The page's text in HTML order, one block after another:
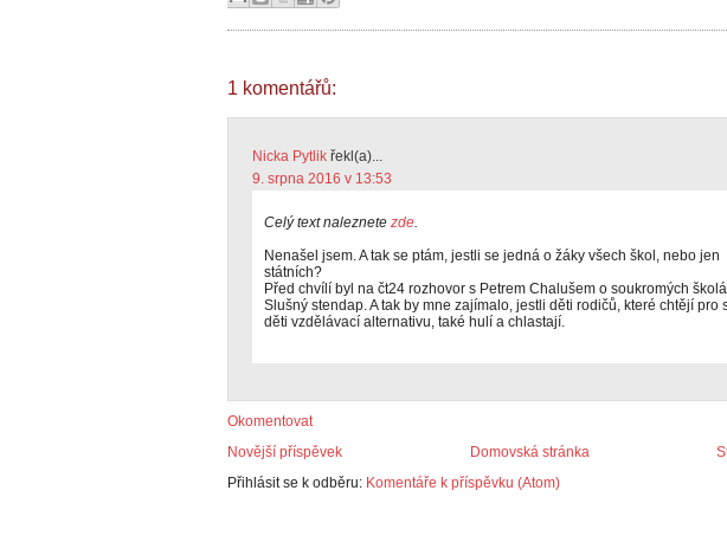
1 komentářů:
Nicka Pytlik řekl(a)...
9. srpna 2016 v 13:53
Celý text naleznete zde.
Nenašel jsem. A tak se ptám, jestli se jedná o žáky všech škol, nebo jen
státních?
Před chvílí byl na čt24 rozhovor s Petrem Chalušem o soukromých
Slušný stendap. A tak by mne zajímalo, jestli děti rodičů, které chtějí pro
děti vzdělávací alternativu, také hulí a chlastají.
Okomentovat
Novější příspěvek
Domovská stránka
Přihlásit se k odběru: Komentáře k příspěvku (Atom)